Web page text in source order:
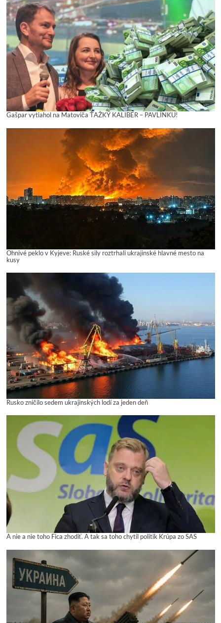
Gašpar vytiahol na Matoviča ŤAŽKÝ KALIBER – PAVLÍNKU!
Ohnivé peklo v Kyjeve: Ruské sily roztrhali ukrajinské hlavné mesto na
kusy
Rusko zničilo sedem ukrajinských lodí za jeden deň
A nie a nie toho Fica zhodiť. A tak sa toho chytil politik Krúpa zo SAS